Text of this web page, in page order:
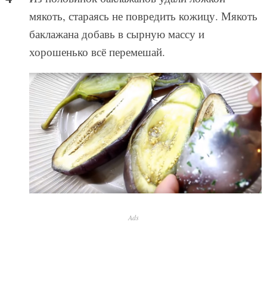
мякоть, стараясь не повредить кожицу. Мякоть
баклажана добавь в сырную массу и
хорошенько всё перемешай.
Ads